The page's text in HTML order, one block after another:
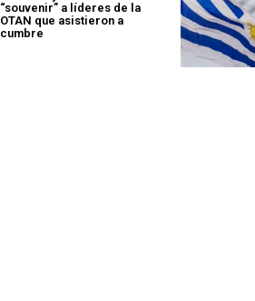
“souvenir” a líderes de la
OTAN que asistieron a
cumbre